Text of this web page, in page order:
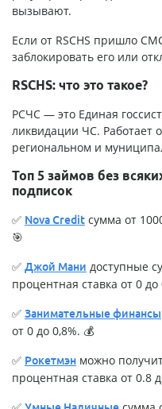
вызывают.
Если от RSCHS пришло
заблокировать его или
RSCHS: что это такое?
РСЧС — это Единая
ликвидации ЧС. Работает
региональном и
Топ 5 займов без
подписок
✅ Nova Credit сумма от
🎯
✅ Джой Мани доступные
процентная ставка от 0 до
✅ Занимательные финансы
от 0 до 0,8%. 💰
✅ Рокетмэн можно
процентная ставка от 0.8